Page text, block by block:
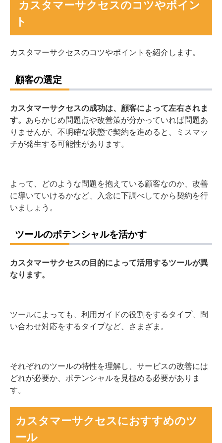
カスタマーサクセスのコツやポイン
ト
カスタマーサクセスのコツやポイントを紹介します。
顧客の選定
カスタマーサクセスの成功は、顧客によって左右されま
す。 あらかじめ問題点や改善策が分かっていれば問題あ
りませんが、不明確な状態で契約を進めると、ミスマッ
チが発生する可能性があります。
よって、どのような問題を抱えている顧客なのか、改善
に導いていけるかなど、入念に下調べしてから契約を行
いましょう。
ツールのポテンシャルを活かす
カスタマーサクセスの目的によって活用するツールが異
なります。
ツールによっても、利用ガイドの役割をするタイプ、問
い合わせ対応をするタイプなど、さまざま。
それぞれのツールの特性を理解し、サービスの改善には
どれが必要か、ポテンシャルを見極める必要がありま
す。
カスタマーサクセスにおすすめのツ
ール